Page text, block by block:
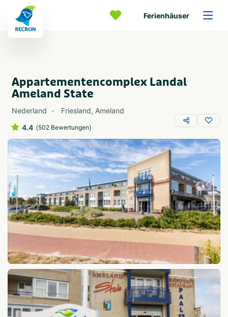
Ferienhäuser
Appartementencomplex Landal
Ameland State
Nederland Friesland, Ameland
4.4 (502 Bewertungen)